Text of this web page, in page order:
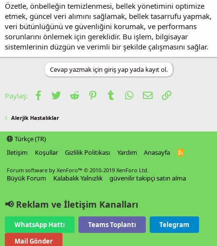
Özetle, önbelleğin temizlenmesi, bellek yönetimini optimize
etmek, güncel veri alımını sağlamak, bellek tasarrufu yapmak,
veri bütünlüğünü ve güvenliğini korumak, ve performans
sorunlarını önlemek için gereklidir. Bu işlem, bilgisayar
sistemlerinin düzgün ve verimli bir şekilde çalışmasını sağlar.
Cevap yazmak için giriş yap yada kayıt ol.
Paylaş: Facebook
TwitterReddit PinterestTumblrWhatsApp
E-postaLink
Alerjik Hastalıklar
Türkçe (TR)
İletişim
Koşullar Gizlilik Politikası Yardım Anasayfa
R
Forum software by XenForo™ © 2010-2019 XenForo Ltd.
Büyük Forum Kalabalık Yalnızlık güvenilir takipçi satın alma
📢 Reklam ve İletişim Kanalları
WhatsApp Hattı Teams Toplantı
Telegram
Mail Gönder